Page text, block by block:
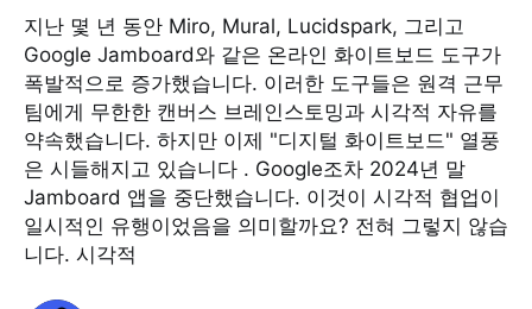
지난 몇 년 동안 Miro, Mural, Lucidspark, 그리고
Google Jamboard와 같은 온라인 화이트보드 도구가
폭발적으로 증가했습니다. 이러한 도구들은 원격 근무
팀에게 무한한 캔버스 브레인스토밍과 시각적 자유를
약속했습니다. 하지만 이제 "디지털 화이트보드" 열풍
은 시들해지고 있습니다 . Google조차 2024년 말
Jamboard 앱을 중단했습니다. 이것이 시각적 협업이
일시적인 유행이었음을 의미할까요? 전혀 그렇지 않습
니다. 시각적